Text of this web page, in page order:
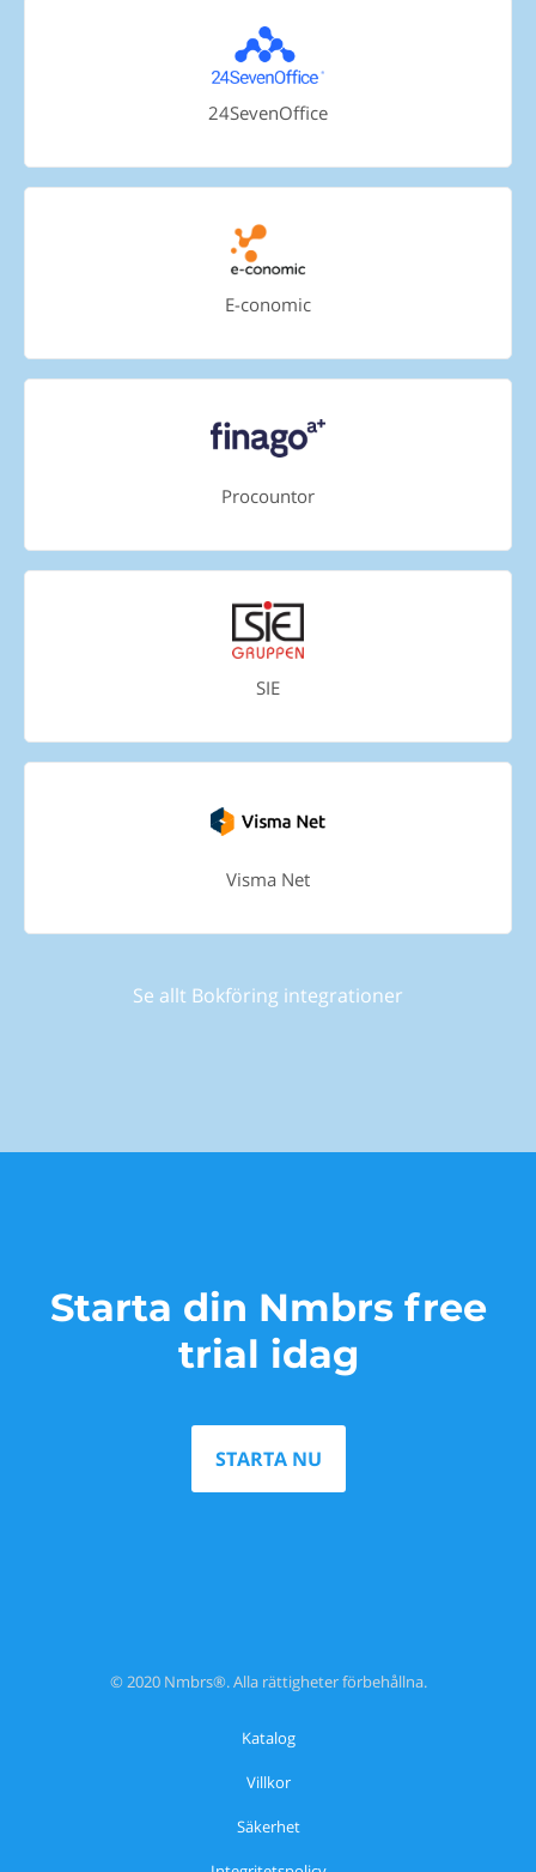
24SevenOffice
E-conomic
Procountor
SIE
Visma Net
Se allt Bokföring integrationer
Starta din Nmbrs free
trial idag
STARTA NU
© 2020 Nmbrs®. Alla rättigheter förbehållna.
Katalog
Villkor
Säkerhet